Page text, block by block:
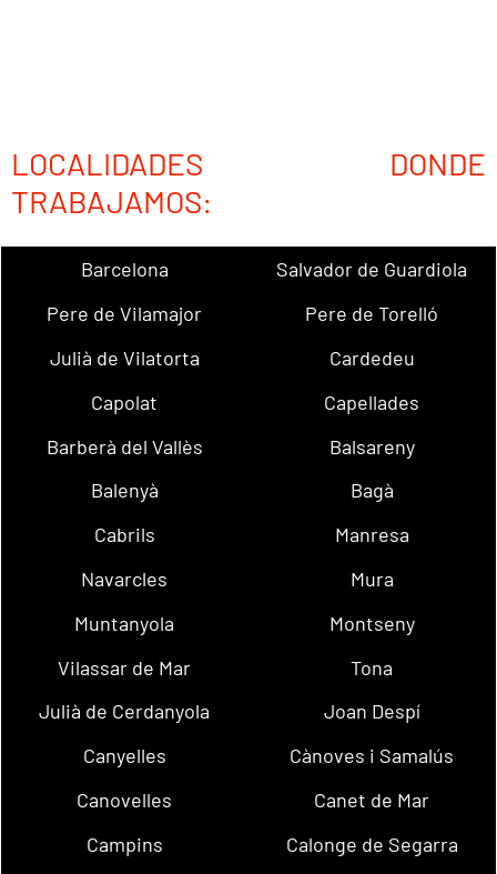
LOCALIDADES DONDE
TRABAJAMOS:
Barcelona
Salvador de Guardiola
Pere de Vilamajor
Pere de Torelló
Julià de Vilatorta
Cardedeu
Capolat
Capellades
Barberà del Vallès
Balsareny
Balenyà
Bagà
Cabrils
Manresa
Navarcles
Mura
Muntanyola
Montseny
Vilassar de Mar
Tona
Julià de Cerdanyola
Joan Despí
Canyelles
Cànoves i Samalús
Canovelles
Canet de Mar
Campins
Calonge de Segarra